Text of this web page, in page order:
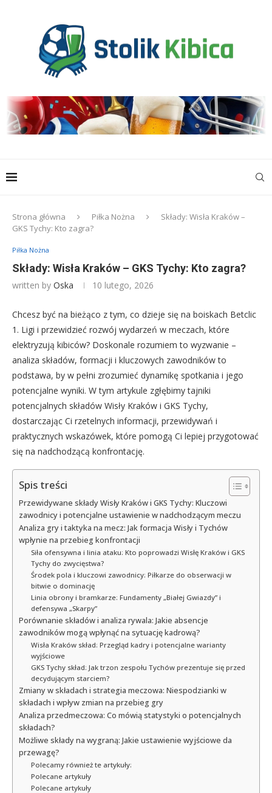
Strona główna Piłka Nożna
Składy: Wisła Kraków –
GKS Tychy: Kto zagra?
Piłka Nożna
Składy: Wisła Kraków – GKS Tychy: Kto zagra?
written by Oska 10 lutego, 2026
Chcesz być na bieżąco z tym, co dzieje się na boiskach Betclic
1. Ligi i przewidzieć rozwój wydarzeń w meczach, które
elektryzują kibiców? Doskonale rozumiem to wyzwanie –
analiza składów, formacji i kluczowych zawodników to
podstawa, by w pełni zrozumieć dynamikę spotkania i jego
potencjalne wyniki. W tym artykule zgłębimy tajniki
potencjalnych składów Wisły Kraków i GKS Tychy,
dostarczając Ci rzetelnych informacji, przewidywań i
praktycznych wskazówek, które pomogą Ci lepiej przygotować
się na nadchodzącą konfrontację.
Spis treści
Przewidywane składy Wisły Kraków i GKS Tychy: Kluczowi
zawodnicy i potencjalne ustawienie w nadchodzącym meczu
Analiza gry i taktyka na mecz: Jak formacja Wisły i Tychów
wpłynie na przebieg konfrontacji
Siła ofensywna i linia ataku: Kto poprowadzi Wisłę Kraków i GKS
Tychy do zwycięstwa?
Środek pola i kluczowi zawodnicy: Piłkarze do obserwacji w
bitwie o dominację
Linia obrony i bramkarze: Fundamenty „Białej Gwiazdy” i
defensywa „Skarpy”
Porównanie składów i analiza rywala: Jakie absencje
zawodników mogą wpłynąć na sytuację kadrową?
Wisła Kraków skład: Przegląd kadry i potencjalne warianty
wyjściowe
GKS Tychy skład: Jak trzon zespołu Tychów prezentuje się przed
decydującym starciem?
Zmiany w składach i strategia meczowa: Niespodzianki w
składach i wpływ zmian na przebieg gry
Analiza przedmeczowa: Co mówią statystyki o potencjalnych
składach?
Możliwe składy na wygraną: Jakie ustawienie wyjściowe da
przewagę?
Polecamy również te artykuły:
Polecane artykuły
Polecane artykuły